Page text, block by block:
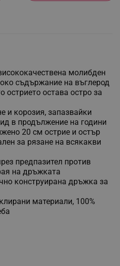
молибден
съдържание на въглерод
острието остава остро за
и корозия, запазвайки
в продължение на години
20 см острие и остър
за рязане на всякакви
предпазител против
на дръжката
конструирана дръжка за
материали, 100%